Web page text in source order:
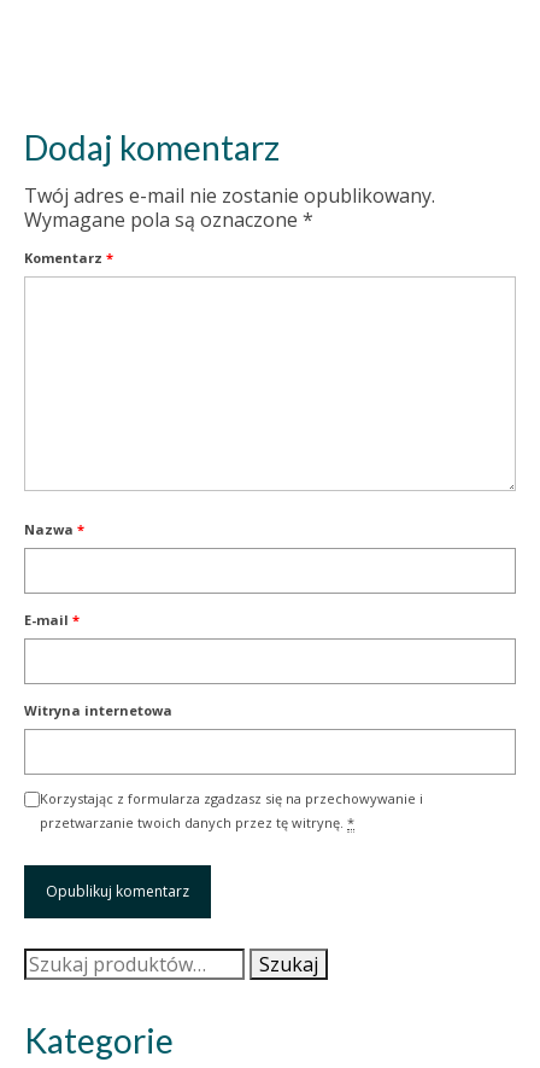
Dodaj komentarz
Twój adres e-mail nie zostanie opublikowany.
Wymagane pola są oznaczone *
Komentarz *
Nazwa *
E-mail *
Witryna internetowa
Korzystając z formularza zgadzasz się na przechowywanie i
przetwarzanie twoich danych przez tę witrynę. *
Szukaj: Szukaj
Kategorie